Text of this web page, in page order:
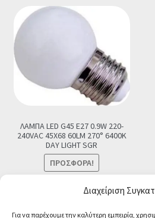
Διαχείριση
Για να παρέχουμε την καλύτερη εμπειρία,
ΛΑΜΠΑ LED G45 E27 0.9W 220-
240VAC 45X68 60LM 270° 6400K
DAY LIGHT SGR
ΠΡΟΣΦΟΡΆ!
OriginalΗΤελική τιμή
Προσθήκη στο καλάθι